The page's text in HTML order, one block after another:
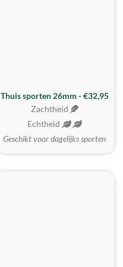
Thuis sporten 26mm - €32,95
Zachtheid
Echtheid
Geschikt voor dagelijks sporten